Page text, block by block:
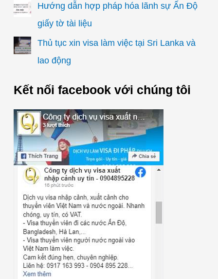
Hướng dẫn hợp pháp hóa lãnh sự Ấn Độ
giấy tờ tài liệu
Thủ tục xin visa làm việc tại Sri Lanka và
lao động
Kết nối facebook với chúng tôi